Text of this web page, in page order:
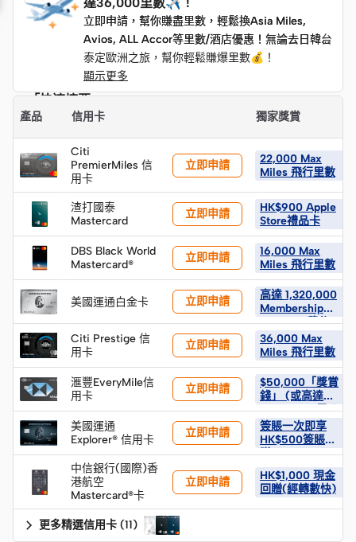
立即申請，幫你賺盡里數，輕鬆換Asia Miles,
Avios, ALL Accor等里數/酒店優惠！無論去日韓台
泰定歐洲之旅，幫你輕鬆賺爆里數💰！
立即申請，幫你賺盡里數，輕鬆換Asia Miles,
Avios, ALL Accor等里數/酒店優惠！無論去日韓台
泰定歐洲之旅，幫你輕鬆賺爆里數💰！
顯示更多
「快速摘要」
產品 信用卡 獨家獎賞
Citi
PremierMiles 信
用卡
立即申請
22,000 Max
Miles 飛行里數
渣打國泰
Mastercard
立即申請
HK$900 Apple
Store禮品卡
DBS Black World
Mastercard®
立即申請
16,000 Max
Miles 飛行里數
美國運通白金卡 立即申請
高達 1,320,000
Membership
Rewards 積分 ;
HK$50 簽賬回
贈
Citi Prestige 信
用卡
立即申請
36,000 Max
Miles 飛行里數
滙豐EveryMile信
用卡
立即申請
$50,000「獎賞
錢」 (或高達
1,000,000 里*)
(名額24個)
美國運通
Explorer® 信用卡
立即申請
簽賬一次即享
HK$500簽賬回
贈
中信銀行(國際)香
港航空
Mastercard®卡
立即申請
HK$1,000 現金
回贈(經轉數快)
更多精選信用卡 (11)